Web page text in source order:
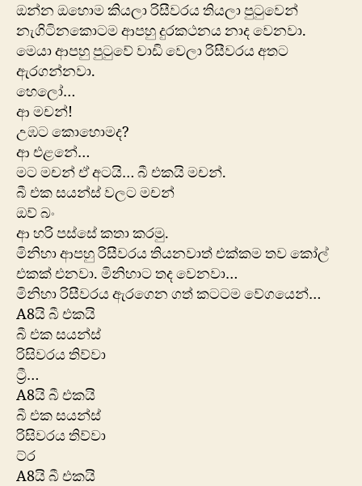
ඔන්න ‍ඔහොම කියලා රිසීවරය තියලා පුටුවෙන්
නැගිටිනකොටම ආපහු දුරකථනය නාද වෙනවා.
මෙයා ආපහු පුටුවේ වාඩි වෙලා රිසීවරය අතට
ඇරගන්නවා.
හෙලෝ…
ආ මචන්!
උඹට කොහොමද?
ආ එළනේ…
මට මචන් ඒ අටයි… බී එකයි මචන්.
බී එක සයන්ස් වලට මචන්
ඔව් බං
ආ හරි පස්සේ කතා කරමු.
මිනිහා ‍ආපහු රිසීවරය තියනවාත් එක්කම තව කෝල්
එකක් එනවා. මිනිහාට තද වෙනවා…
මිනිහා රිසීවරය ඇරගෙන ගත් කටටම වේගයෙන්…
A8යි බී එකයි
බී එක සයන්ස්
රිසිවරය තිව්වා
ට්‍රී…
A8යි බී එකයි
බී එක සයන්ස්
රිසිවරය තිව්වා
ට්ර
A8යි බී එකයි